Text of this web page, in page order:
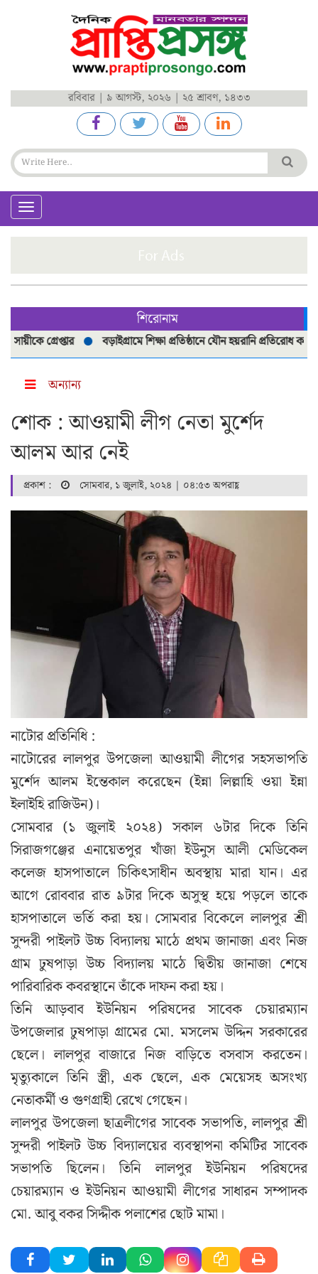
রবিবার | ৯ আগস্ট, ২০২৬ | ২৫ শ্রাবণ, ১৪৩৩
Toggle
navigation
শিরোনাম
গ্রেপ্তার বড়াইগ্রামে শিক্ষা প্রতিষ্ঠানে যৌন হয়রানি প্রতিরোধ কমিটি
অন্যান্য
শোক : আওয়ামী লীগ নেতা মুর্শেদ
আলম আর নেই
প্রকাশ : সোমবার, ১ জুলাই, ২০২৪ | ০৪:৫৩ অপরাহ্ণ
নাটোর প্রতিনিধি :
নাটোরের লালপুর উপজেলা আওয়ামী লীগের সহসভাপতি
মুর্শেদ আলম ইন্তেকাল করেছেন (ইন্না লিল্লাহি ওয়া ইন্না
ইলাইহি রাজিউন)।
সোমবার (১ জুলাই ২০২৪) সকাল ৬টার দিকে তিনি
সিরাজগঞ্জের এনায়েতপুর খাঁজা ইউনুস আলী মেডিকেল
কলেজ হাসপাতালে চিকিৎসাধীন অবস্থায় মারা যান। এর
আগে রোববার রাত ৯টার দিকে অসুস্থ হয়ে পড়লে তাকে
হাসপাতালে ভর্তি করা হয়। সোমবার বিকেলে লালপুর শ্রী
সুন্দরী পাইলট উচ্চ বিদ্যালয় মাঠে প্রথম জানাজা এবং নিজ
গ্রাম ঢুষপাড়া উচ্চ বিদ্যালয় মাঠে দ্বিতীয় জানাজা শেষে
পারিবারিক কবরস্থানে তাঁকে দাফন করা হয়।
তিনি আড়বাব ইউনিয়ন পরিষদের সাবেক চেয়ারম্যান
উপজেলার ঢুষপাড়া গ্রামের মো. মসলেম উদ্দিন সরকারের
ছেলে। লালপুর বাজারে নিজ বাড়িতে বসবাস করতেন।
মৃত্যুকালে তিনি স্ত্রী, এক ছেলে, এক মেয়েসহ অসংখ্য
নেতাকর্মী ও গুণগ্রাহী রেখে গেছেন।
লালপুর উপজেলা ছাত্রলীগের সাবেক সভাপতি, লালপুর শ্রী
সুন্দরী পাইলট উচ্চ বিদ্যালয়ের ব্যবস্থাপনা কমিটির সাবেক
সভাপতি ছিলেন। তিনি লালপুর ইউনিয়ন পরিষদের
চেয়ারম্যান ও ইউনিয়ন আওয়ামী লীগের সাধারন সম্পাদক
মো. আবু বকর সিদ্দীক পলাশের ছোট মামা।